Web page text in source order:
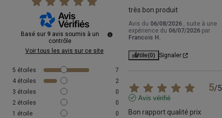
Basé sur 9 avis soumis à un
contrôle
Voir tous les avis sur ce site
5 étoiles
7
4 étoiles
2
3 étoiles
0
2 étoiles
0
1 étoile 0
très bon produit
Avis du 06/08/2026 , suite à une
expérience du 06/07/2026 par
Francois H.
Utile(0) Signaler
5/5
Avis vérifié
Bon rapport qualité prix